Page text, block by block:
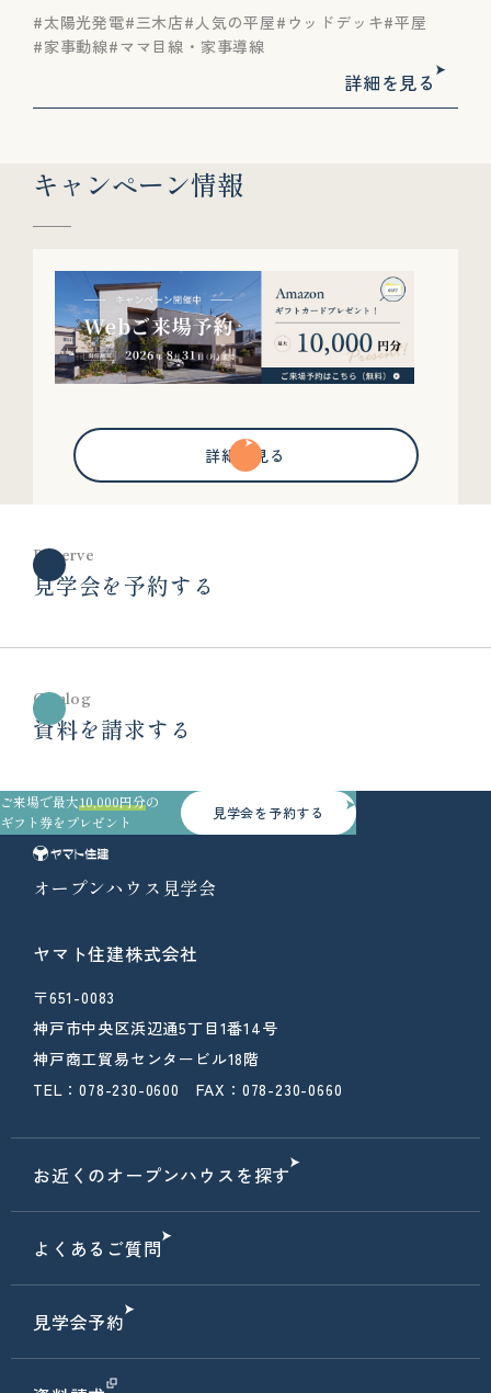
太陽光発電 三木店 人気の平屋 ウッドデッキ 平屋
家事動線 ママ目線・家事導線
詳細を見る
キャンペーン情報
詳細を見る
Reserve
見学会を予約する
Catalog
資料を請求する
ご来場で最大10,000円分の
ギフト券をプレゼント
見学会を予約する
オープンハウス見学会
ヤマト住建株式会社
〒651-0083
神戸市中央区浜辺通5丁目1番14号
神戸商工貿易センタービル18階
TEL：078-230-0600 FAX：078-230-0660
お近くのオープンハウスを探す
よくあるご質問
見学会予約